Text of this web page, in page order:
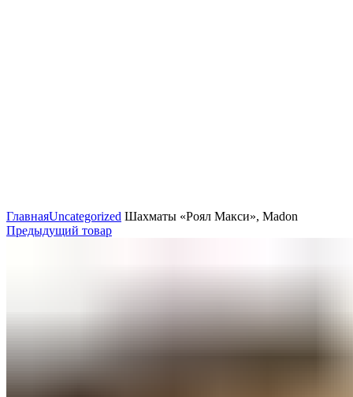
ГлавнаяUncategorized Шахматы «Роял Макси», Madon
Предыдущий товар